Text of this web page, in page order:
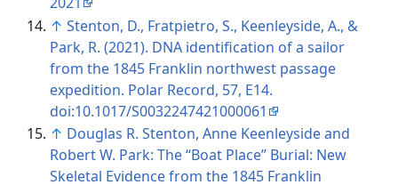
↑ Stenton, D., Fratpietro, S., Keenleyside, A., &
Park, R. (2021). DNA identification of a sailor
from the 1845 Franklin northwest passage
expedition. Polar Record, 57, E14.
doi:10.1017/S0032247421000061
↑ Douglas R. Stenton, Anne Keenleyside and
Robert W. Park: The “Boat Place” Burial: New
Skeletal Evidence from the 1845 Franklin